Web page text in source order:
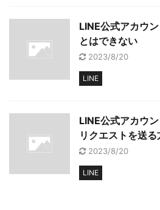
LINE公式アカウ
とはできない
2023/8/20
LINE
LINE公式アカウ
リクエストを送る
2023/8/20
LINE